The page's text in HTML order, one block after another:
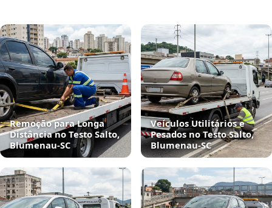
Remoção para Longa
Distância no Testo Salto,
Blumenau‑SC
Veículos Utilitários e
Pesados no Testo Salto,
Blumenau‑SC